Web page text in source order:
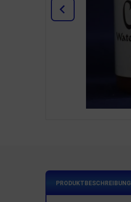
PRODUKTBESCHREIBUNG